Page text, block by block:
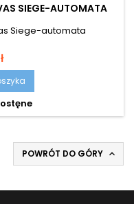
SIEGE-AUTOMATA
Siege-automata
POWRÓT DO GÓRY 